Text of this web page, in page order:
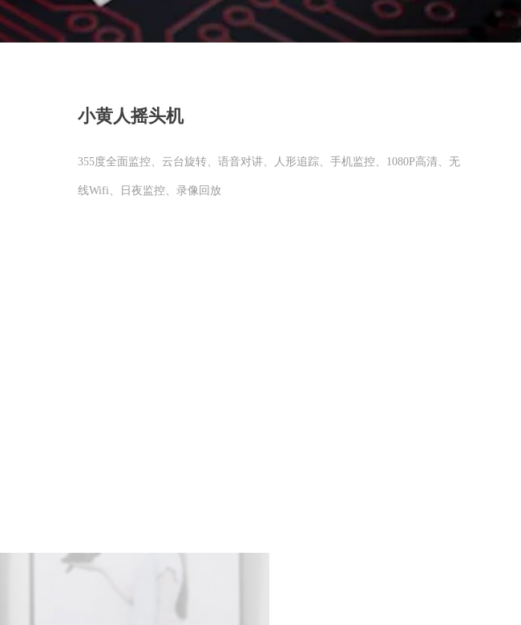
小黄人摇头机
355度全面监控、云台旋转、语音对讲、人形追踪、手机监控、1080P高清、无
线Wifi、日夜监控、录像回放